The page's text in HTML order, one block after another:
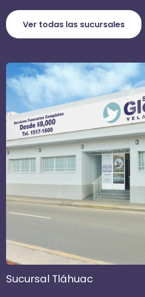
Ver todas las sucursales
Sucursal Tláhuac